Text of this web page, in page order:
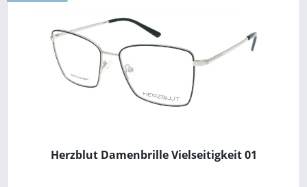
Herzblut Damenbrille Vielseitigkeit 01